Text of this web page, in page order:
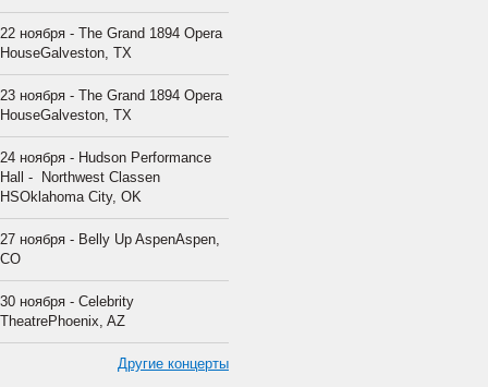
22 ноября - The Grand 1894 Opera
HouseGalveston, TX
23 ноября - The Grand 1894 Opera
HouseGalveston, TX
24 ноября - Hudson Performance
Hall - Northwest Classen
HSOklahoma City, OK
27 ноября - Belly Up AspenAspen,
CO
30 ноября - Celebrity
TheatrePhoenix, AZ
Другие концерты